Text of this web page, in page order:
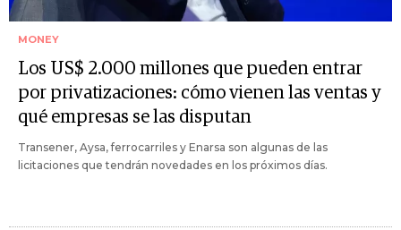
MONEY
Los US$ 2.000 millones que pueden entrar
por privatizaciones: cómo vienen las ventas y
qué empresas se las disputan
Transener, Aysa, ferrocarriles y Enarsa son algunas de las
licitaciones que tendrán novedades en los próximos días.